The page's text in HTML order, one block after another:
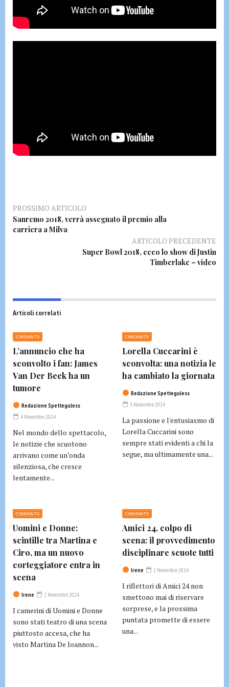
PROSSIMO ARTICOLO
Sanremo 2018, verrà assegnato il premio alla
carriera a Milva
ARTICOLO PRECEDENTE
Super Bowl 2018, ecco lo show di Justin
Timberlake – video
Articoli correlati
CINEMA/TV
L’annuncio che ha
sconvolto i fan: James
Van Der Beek ha un
tumore
Redazione Spetteguless
4 Novembre 2024
Nel mondo dello spettacolo,
le notizie che scuotono
arrivano come un’onda
silenziosa, che cresce
lentamente...
CINEMA/TV
Lorella Cuccarini è
sconvolta: una notizia le
ha cambiato la giornata
Redazione Spetteguless
3 Novembre 2024
La passione e l'entusiasmo di
Lorella Cuccarini sono
sempre stati evidenti a chi la
segue, ma ultimamente una...
CINEMA/TV
Uomini e Donne:
scintille tra Martina e
Ciro, ma un nuovo
corteggiatore entra in
scena
Irene 2 Novembre 2024
I camerini di Uomini e Donne
sono stati teatro di una scena
piuttosto accesa, che ha
visto Martina De Ioannon...
CINEMA/TV
Amici 24, colpo di
scena: il provvedimento
disciplinare scuote tutti
Irene 2 Novembre 2024
I riflettori di Amici 24 non
smettono mai di riservare
sorprese, e la prossima
puntata promette di essere
una...